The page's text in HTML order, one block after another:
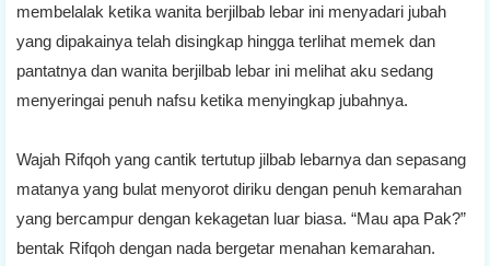
membelalak ketika wanita berjilbab lebar ini menyadari jubah
yang dipakainya telah disingkap hingga terlihat memek dan
pantatnya dan wanita berjilbab lebar ini melihat aku sedang
menyeringai penuh nafsu ketika menyingkap jubahnya.
Wajah Rifqoh yang cantik tertutup jilbab lebarnya dan sepasang
matanya yang bulat menyorot diriku dengan penuh kemarahan
yang bercampur dengan kekagetan luar biasa. “Mau apa Pak?”
bentak Rifqoh dengan nada bergetar menahan kemarahan.